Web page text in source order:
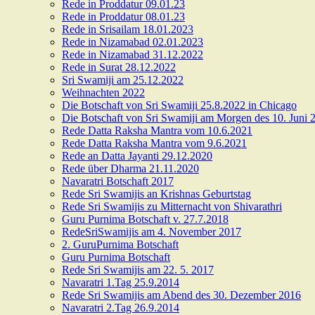
Rede in Proddatur 09.01.23
Rede in Proddatur 08.01.23
Rede in Srisailam 18.01.2023
Rede in Nizamabad 02.01.2023
Rede in Nizamabad 31.12.2022
Rede in Surat 28.12.2022
Sri Swamiji am 25.12.2022
Weihnachten 2022
Die Botschaft von Sri Swamiji 25.8.2022 in Chicago
Die Botschaft von Sri Swamiji am Morgen des 10. Juni
Rede Datta Raksha Mantra vom 10.6.2021
Rede Datta Raksha Mantra vom 9.6.2021
Rede an Datta Jayanti 29.12.2020
Rede über Dharma 21.11.2020
Navaratri Botschaft 2017
Rede Sri Swamijis an Krishnas Geburtstag
Rede Sri Swamijis zu Mitternacht von Shivarathri
Guru Purnima Botschaft v. 27.7.2018
RedeSriSwamijis am 4. November 2017
2. GuruPurnima Botschaft
Guru Purnima Botschaft
Rede Sri Swamijis am 22. 5. 2017
Navaratri 1.Tag 25.9.2014
Rede Sri Swamijis am Abend des 30. Dezember 2016
Navaratri 2.Tag 26.9.2014